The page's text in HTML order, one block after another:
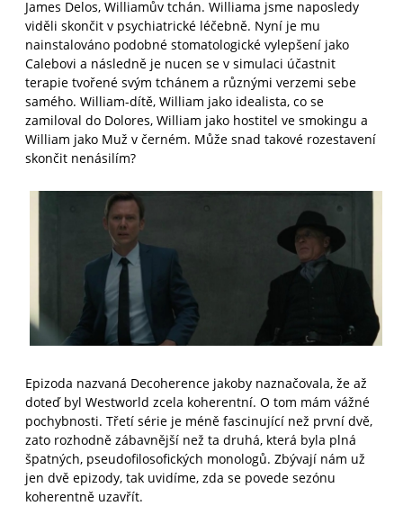
James Delos, Williamův tchán. Williama jsme naposledy
viděli skončit v psychiatrické léčebně. Nyní je mu
nainstalováno podobné stomatologické vylepšení jako
Calebovi a následně je nucen se v simulaci účastnit
terapie tvořené svým tchánem a různými verzemi sebe
samého. William-dítě, William jako idealista, co se
zamiloval do Dolores, William jako hostitel ve smokingu a
William jako Muž v černém. Může snad takové rozestavení
skončit nenásilím?
Epizoda nazvaná Decoherence jakoby naznačovala, že až
doteď byl Westworld zcela koherentní. O tom mám vážné
pochybnosti. Třetí série je méně fascinující než první dvě,
zato rozhodně zábavnější než ta druhá, která byla plná
špatných, pseudofilosofických monologů. Zbývají nám už
jen dvě epizody, tak uvidíme, zda se povede sezónu
koherentně uzavřít.